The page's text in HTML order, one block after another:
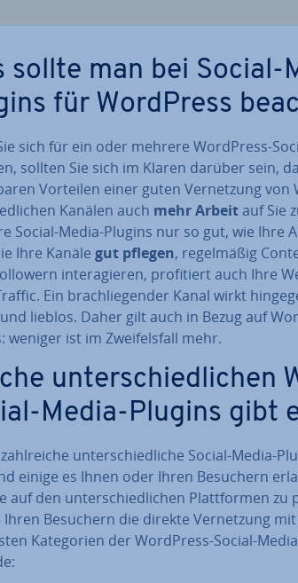
sollte man bei Social-
für WordPress
sich für ein oder mehrere WordPress-
sollten Sie sich im Klaren darüber sein,
Vorteilen einer guten Ver­net­zung
Kanälen auch mehr Arbeitauf Sie
Social-Media-Plugins nur so gut, wie Ihre
Ihre Kanäle gut pflegen, re­gel­mä­ßig
in­ter­agie­ren, pro­fi­tiert auch Ihre
Ein brach­lie­gen­der Kanal wirkt
lieblos. Daher gilt auch in Bezug auf
weniger ist im Zwei­fels­fall mehr.
un­ter­schied­li­chen
Media-Plugins gibt
un­ter­schied­li­che Social-Media-
einige es Ihnen oder Ihren Besuchern
auf den un­ter­schied­li­chen Platt­for­men zu
Ihren Besuchern die direkte Ver­net­zung
Ka­te­go­rien der WordPress-Social-